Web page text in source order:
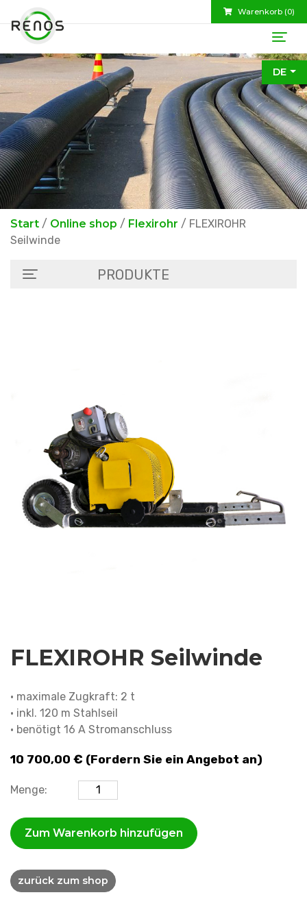
Warenkorb (0)
DE
Start / Online shop / Flexirohr / FLEXIROHR
Seilwinde
PRODUKTE
FLEXIROHR Seilwinde
• maximale Zugkraft: 2 t
• inkl. 120 m Stahlseil
• benötigt 16 A Stromanschluss
10 700,00 € (Fordern Sie ein Angebot an)
FLEXIROHR
Menge
Menge:
Zum Warenkorb hinzufügen
zurück zum shop